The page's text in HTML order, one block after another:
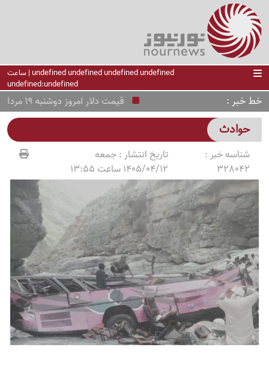
undefined undefined undefined undefined | ساعت
undefined:undefined
خط خبر قیمت دلار امروز دوشنبه 19 مرداد 1405 / دلار عقب نشست
حوادث
شناسه خبر :
328042
تاریخ انتشار :جمعه
1405/04/12 ساعت 13:55